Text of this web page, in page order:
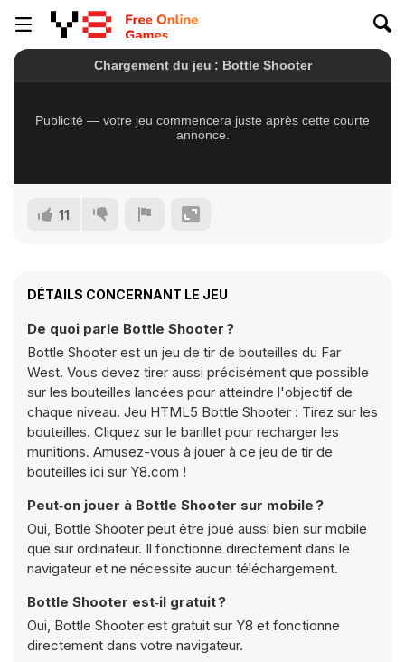
11
DÉTAILS CONCERNANT LE JEU
De quoi parle Bottle Shooter ?
Bottle Shooter est un jeu de tir de bouteilles du Far
West. Vous devez tirer aussi précisément que possible
sur les bouteilles lancées pour atteindre l'objectif de
chaque niveau. Jeu HTML5 Bottle Shooter : Tirez sur les
bouteilles. Cliquez sur le barillet pour recharger les
munitions. Amusez-vous à jouer à ce jeu de tir de
bouteilles ici sur Y8.com !
Peut‑on jouer à Bottle Shooter sur mobile ?
Oui, Bottle Shooter peut être joué aussi bien sur mobile
que sur ordinateur. Il fonctionne directement dans le
navigateur et ne nécessite aucun téléchargement.
Bottle Shooter est‑il gratuit ?
Oui, Bottle Shooter est gratuit sur Y8 et fonctionne
directement dans votre navigateur.